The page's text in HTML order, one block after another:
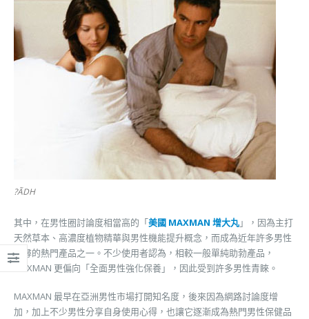
?ÃDH
其中，在男性圈討論度相當高的「美國 MAXMAN 增大丸」，因為主打
天然草本、高濃度植物精華與男性機能提升概念，而成為近年許多男性
搜尋的熱門產品之一。不少使用者認為，相較一般單純助勃產品，
MAXMAN 更偏向「全面男性強化保養」，因此受到許多男性青睞。
MAXMAN 最早在亞洲男性市場打開知名度，後來因為網路討論度增
加，加上不少男性分享自身使用心得，也讓它逐漸成為熱門男性保健品